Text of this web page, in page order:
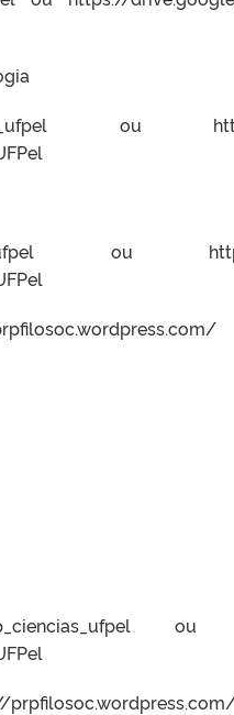
ou https://
ou https://
ou